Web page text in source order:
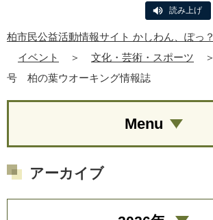
読み上げ
柏市民公益活動情報サイト かしわん、ぽっ？
イベント
＞ 文化・芸術・スポーツ ＞
号 柏の葉ウオーキング情報誌
Menu
アーカイブ